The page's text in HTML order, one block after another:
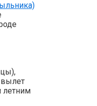
летним